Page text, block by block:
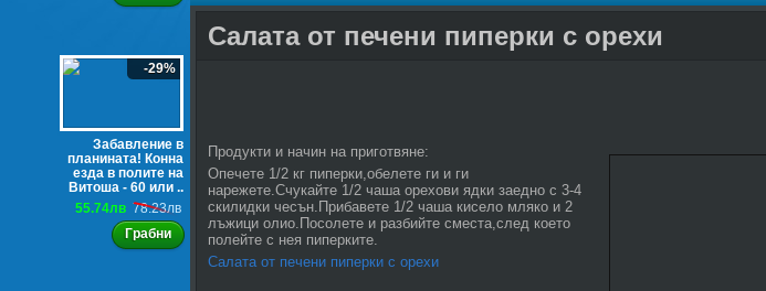
-29%
Забавление в
планината! Конна
езда в полите на
Витоша - 60 или ..
55.74лв 78.23лв
Грабни
Салата от печени пиперки с орехи
Продукти и начин на приготвяне:
Опечете 1/2 кг пиперки,обелете ги и ги
нарежете.Счукайте 1/2 чаша орехови ядки заедно с 3-4
скилидки чесън.Прибавете 1/2 чаша кисело мляко и 2
лъжици олио.Посолете и разбийте сместа,след което
полейте с нея пиперките.
Салата от печени пиперки с орехи